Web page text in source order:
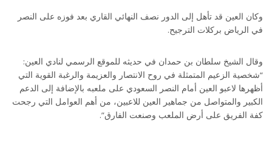
وكان العين قد تأهل إلى الدور نصف النهائي القاري بعد فوزه على النصر
في الرياض بركلات الترجيح.
وقال الشيخ سلطان بن حمدان في حديثه للموقع الرسمي لنادي العين:
“شخصية الزعيم المتمثلة في روح الانتصار والعزيمة والرغبة القوية التي
أظهرها لاعبو العين أمام النصر السعودي على ملعبه بالإضافة إلى الدعم
الكبير والمتواصل من جماهير العين للاعبين، من أهم العوامل التي رجحت
كفة الفريق على أرض الملعب وصنعت الفارق”.